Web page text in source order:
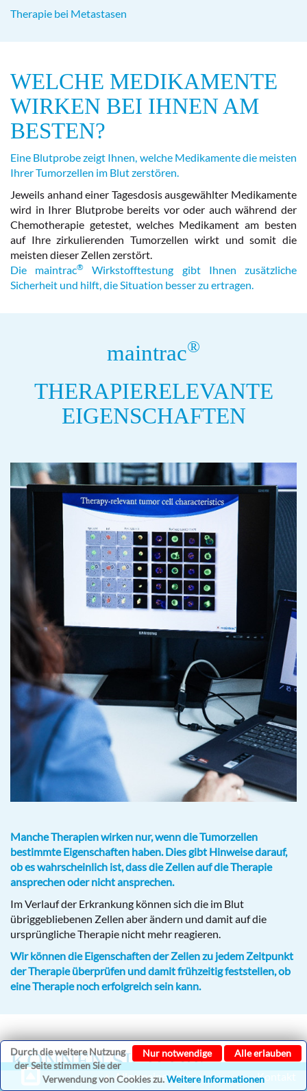
Therapie bei Metastasen
WELCHE MEDIKAMENTE
WIRKEN BEI IHNEN AM
BESTEN?
Eine Blutprobe zeigt Ihnen, welche Medikamente die meisten
Ihrer Tumorzellen im Blut zerstören.
Jeweils anhand einer Tagesdosis ausgewählter Medikamente
wird in Ihrer Blutprobe bereits vor oder auch während der
Chemotherapie getestet, welches Medikament am besten
auf Ihre zirkulierenden Tumorzellen wirkt und somit die
meisten dieser Zellen zerstört.
Die maintrac®
Wirkstofftestung gibt Ihnen zusätzliche
Sicherheit und hilft, die Situation besser zu ertragen.
maintrac®
THERAPIERELEVANTE
EIGENSCHAFTEN
Manche Therapien wirken nur, wenn die Tumorzellen
bestimmte Eigenschaften haben. Dies gibt Hinweise darauf,
ob es wahrscheinlich ist, dass die Zellen auf die Therapie
ansprechen oder nicht ansprechen.
Im Verlauf der Erkrankung können sich die im Blut
übriggebliebenen Zellen aber ändern und damit auf die
ursprüngliche Therapie nicht mehr reagieren.
Wir können die Eigenschaften der Zellen zu jedem Zeitpunkt
der Therapie überprüfen und damit frühzeitig feststellen, ob
eine Therapie noch erfolgreich sein kann.
KÖNNEN SICH DIE
EIGENSCHAFTEN DER
▲ Allgemeine Infos ▲ Kontakt
Alle erlauben
Nur notwendige
Durch die weitere Nutzung
der Seite stimmen Sie der
Verwendung von Cookies zu.Weitere Informationen